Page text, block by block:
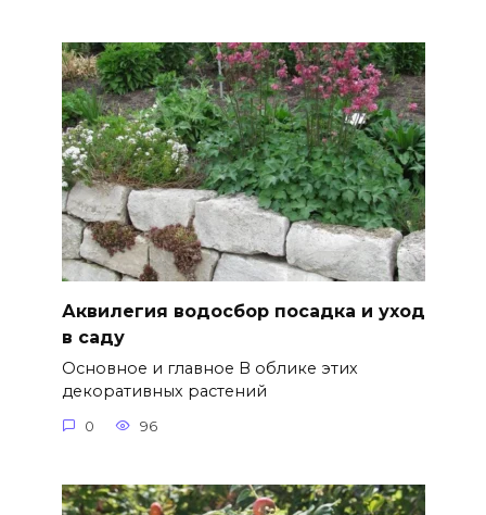
Аквилегия водосбор посадка и уход
в саду
Основное и главное В облике этих
декоративных растений
0 96